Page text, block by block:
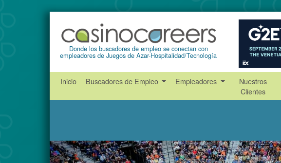
Donde los buscadores de empleo se conectan con
empleadores de Juegos de Azar-Hospitalidad/Tecnología
Inicio Buscadores de Empleo Empleadores
Nuestros
Clientes